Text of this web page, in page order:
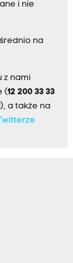
i nie
na
z nami
(12 200 33 33
a także na